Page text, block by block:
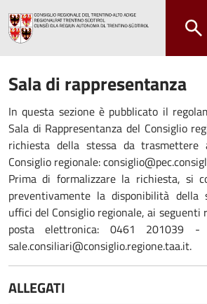
Sala di rappresentanza
In questa sezione è pubblicato il
Sala di Rappresentanza del Consiglio
richiesta della stessa da trasmettere
Consiglio regionale:
Prima di formalizzare la richiesta, si
preventivamente la disponibilità della
uffici del Consiglio regionale, ai seguenti
posta elettronica: 0461 201039
sale.consiliari@consiglio.regione.taa.it.
ALLEGATI